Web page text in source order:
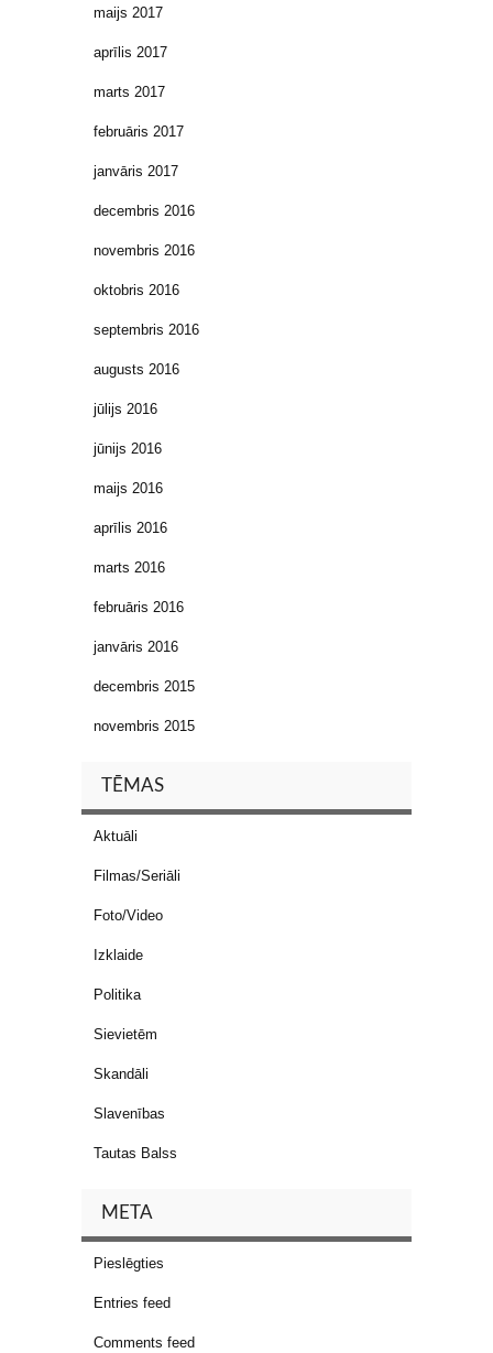
maijs 2017
aprīlis 2017
marts 2017
februāris 2017
janvāris 2017
decembris 2016
novembris 2016
oktobris 2016
septembris 2016
augusts 2016
jūlijs 2016
jūnijs 2016
maijs 2016
aprīlis 2016
marts 2016
februāris 2016
janvāris 2016
decembris 2015
novembris 2015
TĒMAS
Aktuāli
Filmas/Seriāli
Foto/Video
Izklaide
Politika
Sievietēm
Skandāli
Slavenības
Tautas Balss
META
Pieslēgties
Entries feed
Comments feed